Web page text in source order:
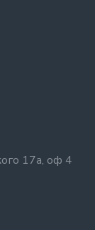
17а, оф 4